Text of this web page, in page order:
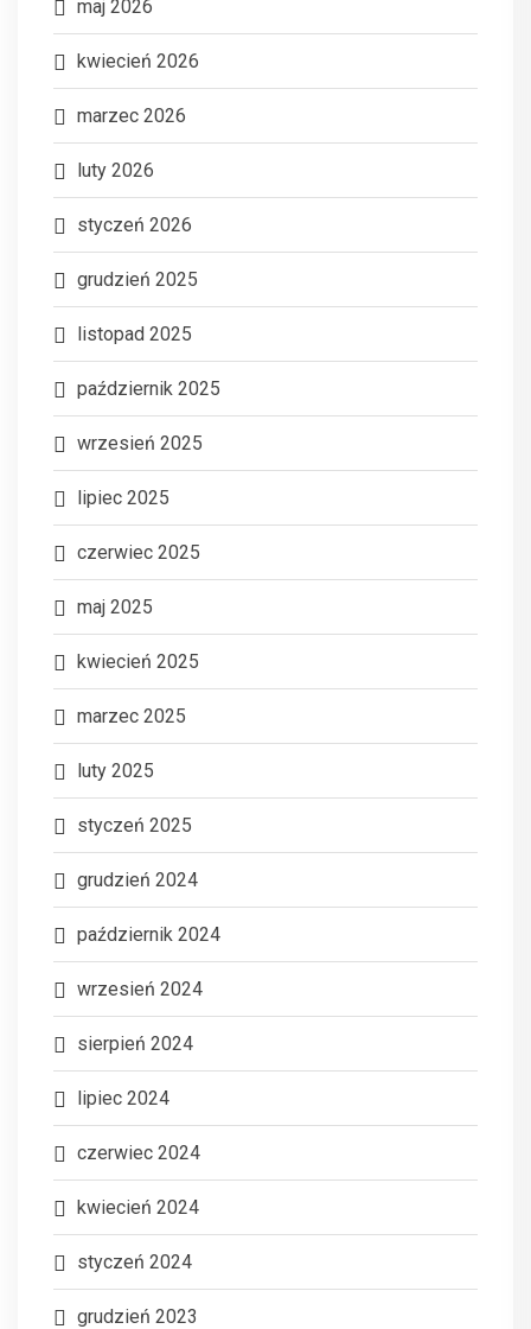
maj 2026
kwiecień 2026
marzec 2026
luty 2026
styczeń 2026
grudzień 2025
listopad 2025
październik 2025
wrzesień 2025
lipiec 2025
czerwiec 2025
maj 2025
kwiecień 2025
marzec 2025
luty 2025
styczeń 2025
grudzień 2024
październik 2024
wrzesień 2024
sierpień 2024
lipiec 2024
czerwiec 2024
kwiecień 2024
styczeń 2024
grudzień 2023